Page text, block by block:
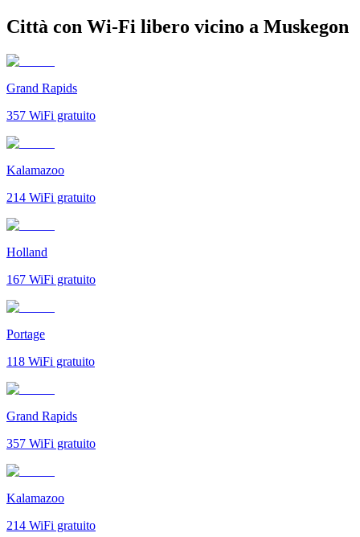
Città con Wi-Fi libero vicino a Muskegon
Grand Rapids
357 WiFi gratuito
Kalamazoo
214 WiFi gratuito
Holland
167 WiFi gratuito
Portage
118 WiFi gratuito
Grand Rapids
357 WiFi gratuito
Kalamazoo
214 WiFi gratuito